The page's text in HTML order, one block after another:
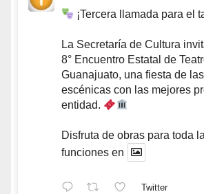
¡Tercera llamada para el
La Secretaría de Cultura
8° Encuentro Estatal de
Guanajuato, una fiesta de
escénicas con las mejores
entidad.
Disfruta de obras para toda
funciones en
Twitter